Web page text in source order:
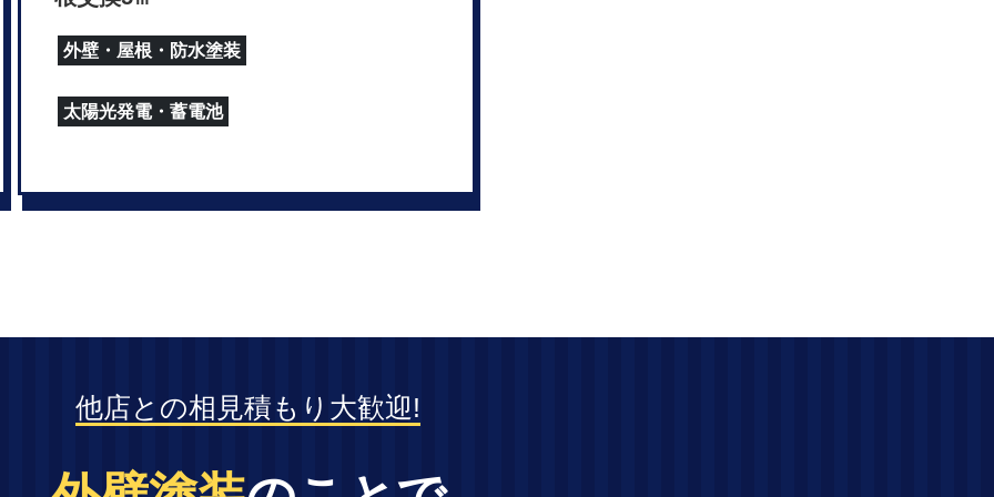
外壁・屋根・防水塗装
太陽光発電・蓄電池
他店との相見積もり大歓迎!